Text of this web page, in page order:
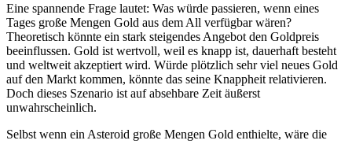
Eine spannende Frage lautet: Was würde passieren, wenn eines
Tages große Mengen Gold aus dem All verfügbar wären?
Theoretisch könnte ein stark steigendes Angebot den Goldpreis
beeinflussen. Gold ist wertvoll, weil es knapp ist, dauerhaft besteht
und weltweit akzeptiert wird. Würde plötzlich sehr viel neues Gold
auf den Markt kommen, könnte das seine Knappheit relativieren.
Doch dieses Szenario ist auf absehbare Zeit äußerst
unwahrscheinlich.
Selbst wenn ein Asteroid große Mengen Gold enthielte, wäre die